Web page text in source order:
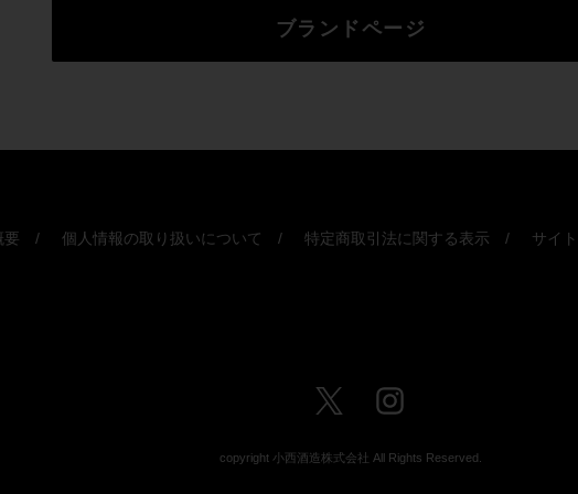
ブランドページ
要 個人情報の取り扱いについて 特定商取引法に関する表示 サイ
Twitter Instagram
copyright 小西酒造株式会社 All Rights Reserved.